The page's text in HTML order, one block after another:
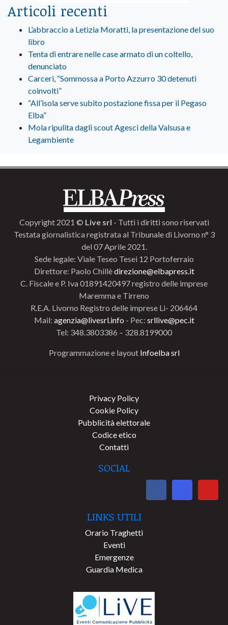
Articoli recenti
L’abbraccio a Letizia Moratti, la presentazione del suo
libro
Tenta di entrare nelle case armato di un coltello,
denunciato
Carceri, “Sommossa a Porto Azzurro 30 detenuti
coinvolti”
“All’isola serve subito postazione fissa per il Pegaso
Elba”
Mola ripulita dagli scout Agesci della Valsusa e
Legambiente
Copyright 2021 © Live srl - Tutti i diritti sono riservati
Testata giornalistica registrata al Tribunale di Livorno n° 3
del 07 Aprile 2021.
Sede legale: Viale Teseo Tesei 12 Portoferraio
Direttore: Paolo Chillèdirezione@elbapress.it
C. Fiscale e P. Iva 01891420497 registro delle imprese
Maremma e Tirreno
R.E.A. Livorno Registro delle imprese Li- 206464
Mail: agenzia@livesrl.info - Pec: srllive@pec.it
Tel: 348.3803386 – 328.8199000
Programmazione e layout Infoelba srl
Privacy Policy
Cookie Policy
Pubblicità elettorale
Codice etico
Contatti
SOCIAL
LINKS UTILI
Orario Traghetti
Eventi
Emergenze
Guardia Medica